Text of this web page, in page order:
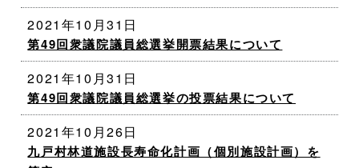
2021年10月31日
第49回衆議院議員総選挙開票結果について
2021年10月31日
第49回衆議院議員総選挙の投票結果について
2021年10月26日
九戸村林道施設長寿命化計画（個別施設計画）を